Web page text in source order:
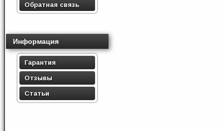
Обратная связь
Информация
Гарантия
Отзывы
Статьи